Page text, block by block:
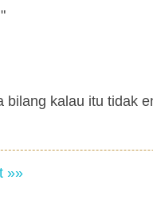
kalau itu tidak
»»